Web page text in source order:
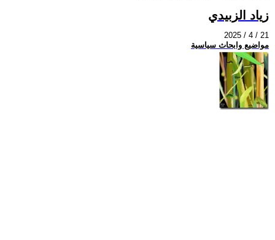
زياد الزبيدي
2025 / 4 / 21
مواضيع وابحاث سياسية